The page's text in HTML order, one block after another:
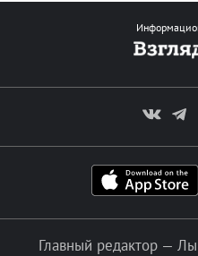
Главный редактор —